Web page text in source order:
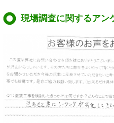
現場調査に関するアン